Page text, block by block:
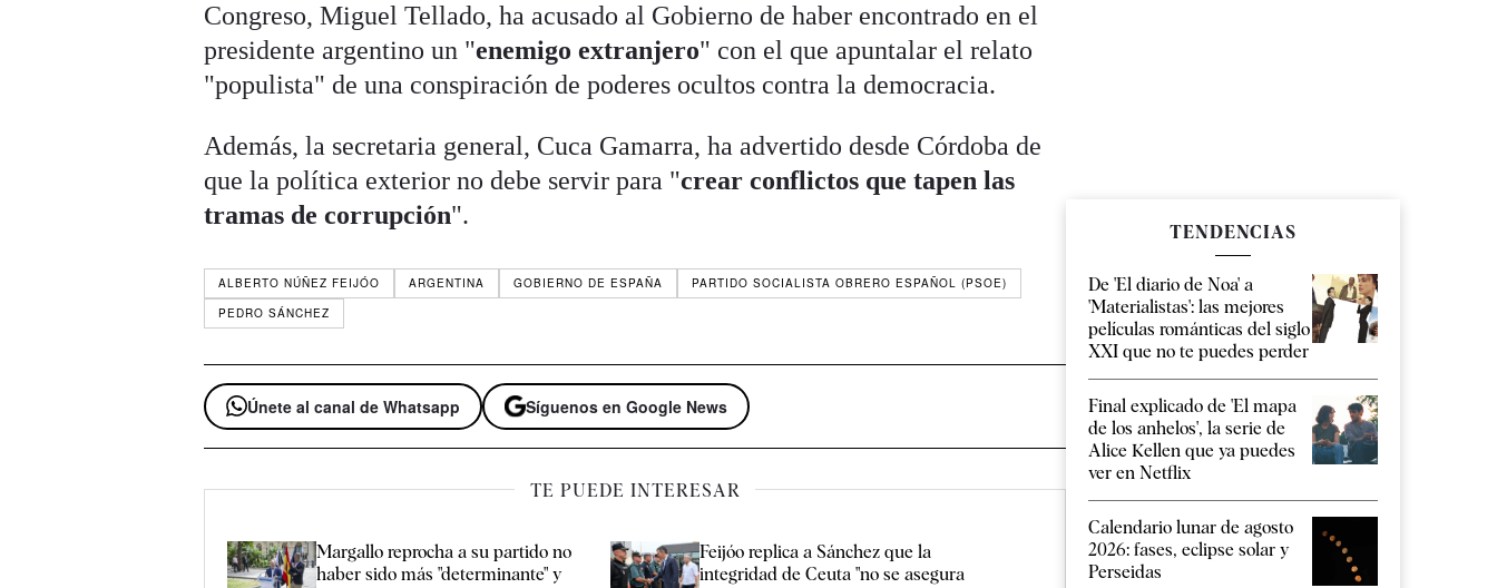
Congreso, Miguel Tellado, ha acusado al Gobierno de haber encontrado en el
presidente argentino un "enemigo extranjero" con el que apuntalar el relato
"populista" de una conspiración de poderes ocultos contra la democracia.
Además, la secretaria general, Cuca Gamarra, ha advertido desde Córdoba de
que la política exterior no debe servir para "crear conflictos que tapen las
tramas de corrupción".
ALBERTO NÚÑEZ FEIJÓO ARGENTINA GOBIERNO DE ESPAÑA
PARTIDO SOCIALISTA OBRERO ESPAÑOL (PSOE)
PEDRO SÁNCHEZ
Únete al canal de Whatsapp Síguenos en Google News
TE PUEDE INTERESAR
Margallo reprocha a su partido no
haber sido más "determinante" y
Feijóo replica a Sánchez que la
integridad de Ceuta "no se asegura
TENDENCIAS
De 'El diario de Noa' a
'Materialistas': las mejores
películas románticas del siglo
XXI que no te puedes perder
Final explicado de 'El mapa
de los anhelos', la serie de
Alice Kellen que ya puedes
ver en Netflix
Calendario lunar de agosto
2026: fases, eclipse solar y
Perseidas